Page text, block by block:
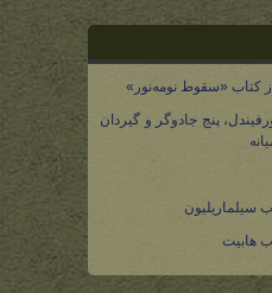
پنج جادوگر و گیردان
سیلماریلیون
هابیت